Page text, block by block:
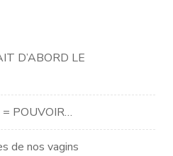
D’ABORD LE
= POUVOIR…
de nos vagins